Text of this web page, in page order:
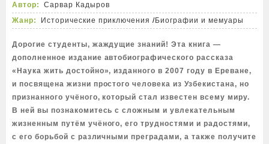
Автор:
Сарвар Кадыров
Жанр:
Исторические приключения /Биографии и мемуары
Дорогие студенты, жаждущие знаний! Эта книга —
дополненное издание автобиографического рассказа
«Наука жить достойно», изданного в 2007 году в Ереване,
и посвящена жизни простого человека из Узбекистана, но
признанного учёного, который стал известен всему миру.
В ней вы познакомитесь с сложным и увлекательным
жизненным путём учёного, его трудностями и радостями,
с его борьбой с различными преградами, а также получите